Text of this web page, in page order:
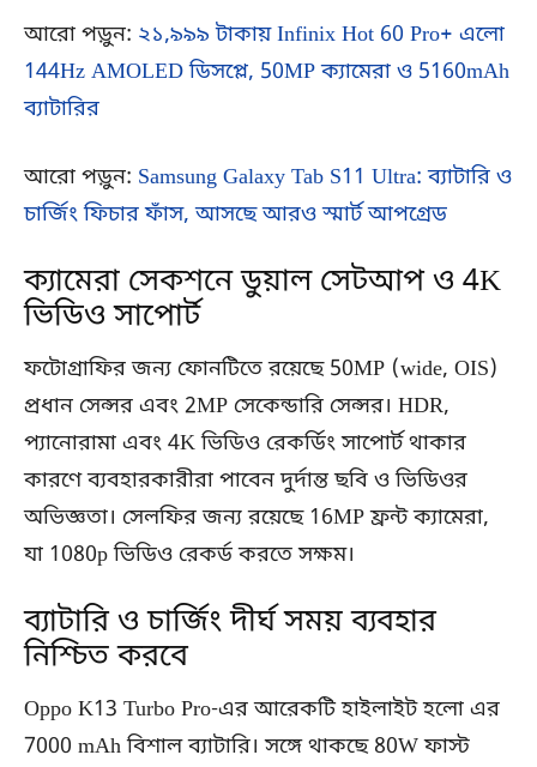
আরো পড়ুন: ২১,৯৯৯ টাকায় Infinix Hot 60 Pro+ এলো
144Hz AMOLED ডিসপ্লে, 50MP ক্যামেরা ও 5160mAh
ব্যাটারির
আরো পড়ুন: Samsung Galaxy Tab S11 Ultra: ব্যাটারি ও
চার্জিং ফিচার ফাঁস, আসছে আরও স্মার্ট আপগ্রেড
ক্যামেরা সেকশনে ডুয়াল সেটআপ ও 4K
ভিডিও সাপোর্ট
ফটোগ্রাফির জন্য ফোনটিতে রয়েছে 50MP (wide, OIS)
প্রধান সেন্সর এবং 2MP সেকেন্ডারি সেন্সর। HDR,
প্যানোরামা এবং 4K ভিডিও রেকর্ডিং সাপোর্ট থাকার
কারণে ব্যবহারকারীরা পাবেন দুর্দান্ত ছবি ও ভিডিওর
অভিজ্ঞতা। সেলফির জন্য রয়েছে 16MP ফ্রন্ট ক্যামেরা,
যা 1080p ভিডিও রেকর্ড করতে সক্ষম।
ব্যাটারি ও চার্জিং দীর্ঘ সময় ব্যবহার
নিশ্চিত করবে
Oppo K13 Turbo Pro-এর আরেকটি হাইলাইট হলো এর
7000 mAh বিশাল ব্যাটারি। সঙ্গে থাকছে 80W ফাস্ট